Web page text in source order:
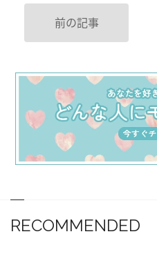
前の記事
RECOMMENDED